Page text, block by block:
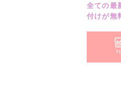
全ての最
付けが無